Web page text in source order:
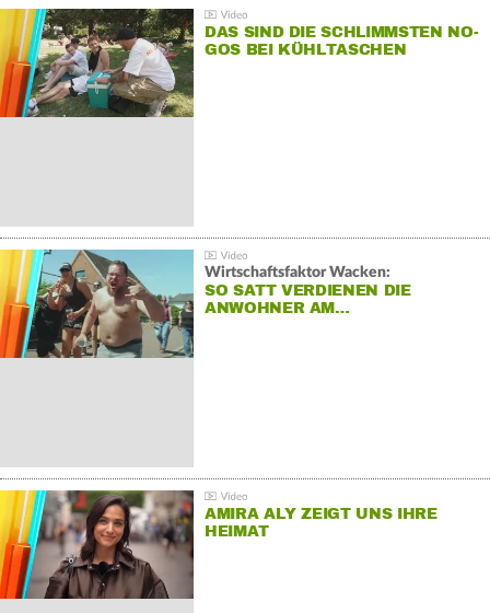
DAS SIND DIE SCHLIMMSTEN NO-
GOS BEI KÜHLTASCHEN
Wirtschaftsfaktor Wacken:
SO SATT VERDIENEN DIE
ANWOHNER AM…
AMIRA ALY ZEIGT UNS IHRE
HEIMAT